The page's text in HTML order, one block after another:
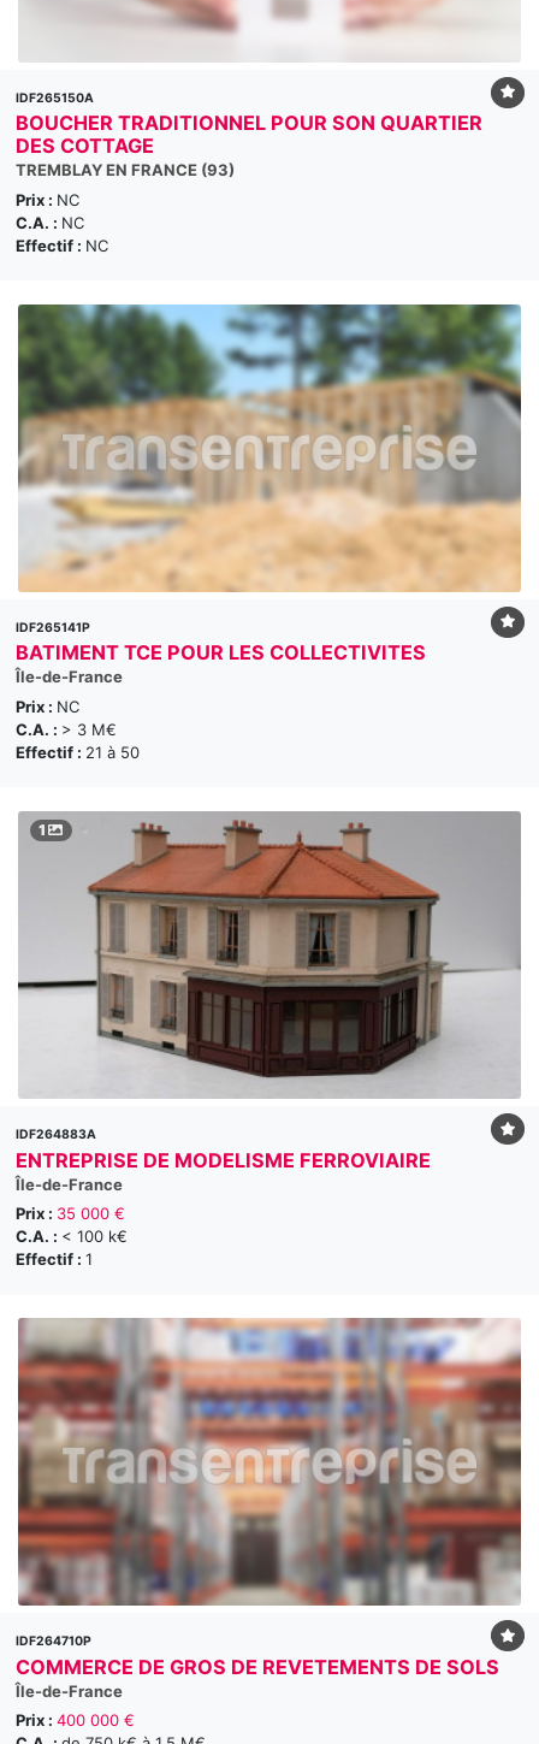
IDF265150A
BOUCHER TRADITIONNEL POUR SON QUARTIER
DES COTTAGE
TREMBLAY EN FRANCE (93)
Prix : NC
C.A. : NC
Effectif : NC
IDF265141P
BATIMENT TCE POUR LES COLLECTIVITES
Île-de-France
Prix : NC
C.A. : > 3 M€
Effectif : 21 à 50
1
IDF264883A
ENTREPRISE DE MODELISME FERROVIAIRE
Île-de-France
Prix : 35 000 €
C.A. : < 100 k€
Effectif : 1
IDF264710P
COMMERCE DE GROS DE REVETEMENTS DE SOLS
Île-de-France
Prix : 400 000 €